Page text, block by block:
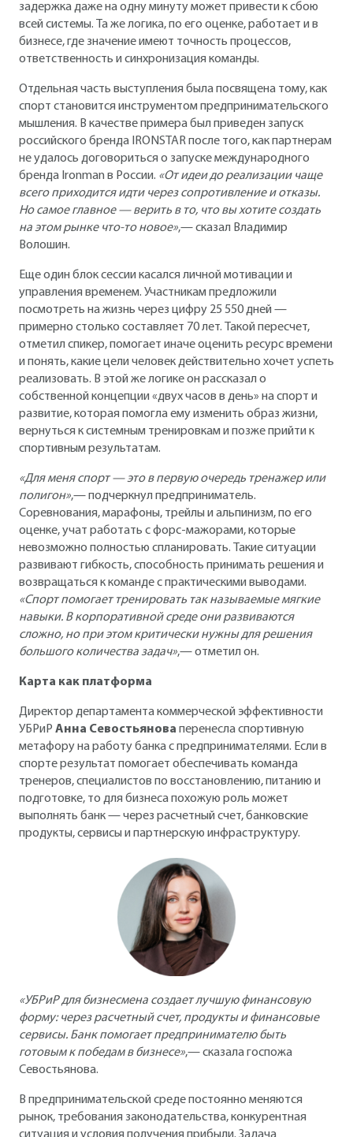
задержка даже на одну минуту может привести к сбою
всей системы. Та же логика, по его оценке, работает и в
бизнесе, где значение имеют точность процессов,
ответственность и синхронизация команды.
Отдельная часть выступления была посвящена тому, как
спорт становится инструментом предпринимательского
мышления. В качестве примера был приведен запуск
российского бренда IRONSTAR после того, как партнерам
не удалось договориться о запуске международного
бренда Ironman в России. «От идеи до реализации чаще
всего приходится идти через сопротивление и отказы.
Но самое главное — верить в то, что вы хотите создать
на этом рынке что-то новое»,— сказал Владимир
Волошин.
Еще один блок сессии касался личной мотивации и
управления временем. Участникам предложили
посмотреть на жизнь через цифру 25 550 дней —
примерно столько составляет 70 лет. Такой пересчет,
отметил спикер, помогает иначе оценить ресурс времени
и понять, какие цели человек действительно хочет успеть
реализовать. В этой же логике он рассказал о
собственной концепции «двух часов в день» на спорт и
развитие, которая помогла ему изменить образ жизни,
вернуться к системным тренировкам и позже прийти к
спортивным результатам.
«Для меня спорт — это в первую очередь тренажер или
полигон»,— подчеркнул предприниматель.
Соревнования, марафоны, трейлы и альпинизм, по его
оценке, учат работать с форс-мажорами, которые
невозможно полностью спланировать. Такие ситуации
развивают гибкость, способность принимать решения и
возвращаться к команде с практическими выводами.
«Спорт помогает тренировать так называемые мягкие
навыки. В корпоративной среде они развиваются
сложно, но при этом критически нужны для решения
большого количества задач»,— отметил он.
Карта как платформа
Директор департамента коммерческой эффективности
УБРиР Анна Севостьянова перенесла спортивную
метафору на работу банка с предпринимателями. Если в
спорте результат помогает обеспечивать команда
тренеров, специалистов по восстановлению, питанию и
подготовке, то для бизнеса похожую роль может
выполнять банк — через расчетный счет, банковские
продукты, сервисы и партнерскую инфраструктуру.
«УБРиР для бизнесмена создает лучшую финансовую
форму: через расчетный счет, продукты и финансовые
сервисы. Банк помогает предпринимателю быть
готовым к победам в бизнесе»,— сказала госпожа
Севостьянова.
В предпринимательской среде постоянно меняются
рынок, требования законодательства, конкурентная